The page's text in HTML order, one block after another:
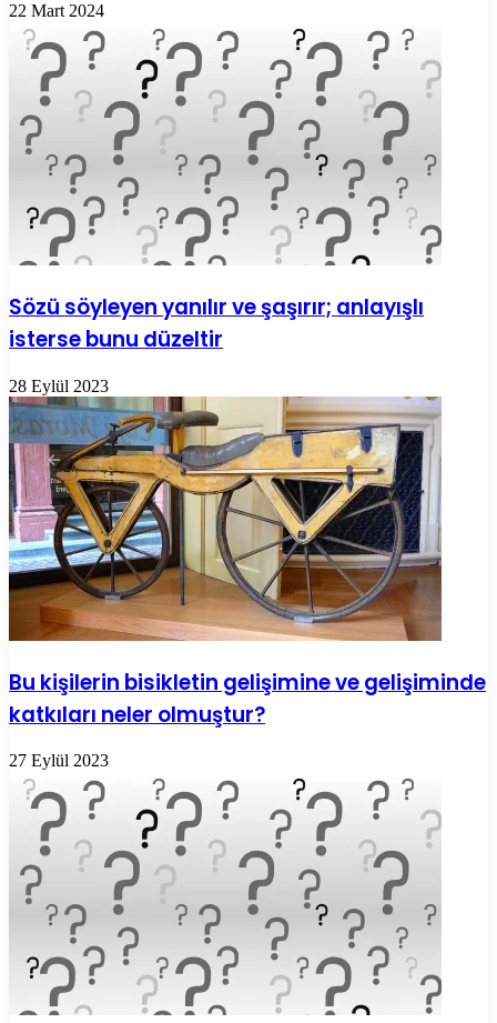
22 Mart 2024
Sözü söyleyen yanılır ve şaşırır; anlayışlı
isterse bunu düzeltir
28 Eylül 2023
Bu kişilerin bisikletin gelişimine ve gelişiminde
katkıları neler olmuştur?
27 Eylül 2023